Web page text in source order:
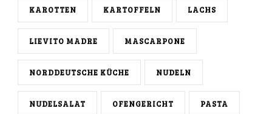
KAROTTEN KARTOFFELN LACHS
LIEVITO MADRE MASCARPONE
NORDDEUTSCHE KÜCHE NUDELN
NUDELSALAT OFENGERICHT PASTA